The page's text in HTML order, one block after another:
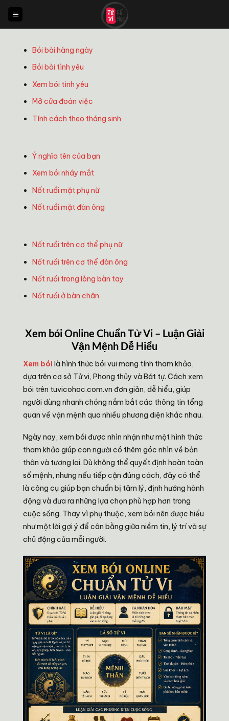
qua
nội
Bói bài hàng ngày
Bói bài tình yêu
Xem bói tình yêu
Mở cửa đoán việc
Tính cách theo tháng sinh
Ý nghĩa tên của bạn
Xem bói nháy mắt
Nốt ruồi mặt phụ nữ
Nốt ruồi mặt đàn ông
Nốt ruồi trên cơ thể phụ nữ
Nốt ruồi trên cơ thể đàn ông
Nốt ruồi trong lòng bàn tay
Nốt ruồi ở bàn chân
Xem bói Online Chuẩn Tử Vi – Luận Giải
Vận Mệnh Dễ Hiểu
Xem bói là hình thức bói vui mang tính tham khảo,
dựa trên cơ sở Tử vi, Phong thủy và Bát tự. Cách xem
bói trên tuvicohoc.com.vn đơn giản, dễ hiểu, giúp
người dùng nhanh chóng nắm bắt các thông tin tổng
quan về vận mệnh qua nhiều phương diện khác nhau.
Ngày nay, xem bói được nhìn nhận như một hình thức
tham khảo giúp con người có thêm góc nhìn về bản
thân và tương lai. Dù không thể quyết định hoàn toàn
số mệnh, nhưng nếu tiếp cận đúng cách, đây có thể
là công cụ giúp bạn chuẩn bị tâm lý, định hướng hành
động và đưa ra những lựa chọn phù hợp hơn trong
cuộc sống. Thay vì phụ thuộc, xem bói nên được hiểu
như một lời gợi ý để cân bằng giữa niềm tin, lý trí và sự
chủ động của mỗi người.